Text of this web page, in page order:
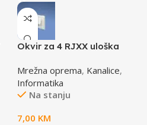
Okvir za 4 RJXX uloška
Mrežna oprema, Kanalice,
Informatika
Na stanju
7,00 KM